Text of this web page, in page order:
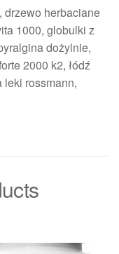
drzewo herbaciane
1000, globulki z
dożylnie,
2000 k2, łódź
leki rossmann,